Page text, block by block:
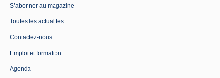
S’abonner au magazine
Toutes les actualités
Contactez-nous
Emploi et formation
Agenda